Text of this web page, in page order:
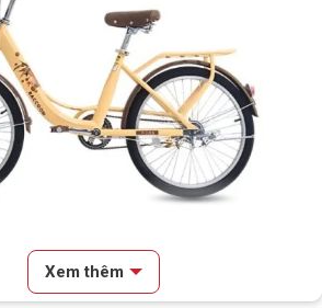
nhằm nâng cao chất lượng sản
Rina 22 inch với vẻ ngoài độc đáo, cuốn hút
Xem thêm